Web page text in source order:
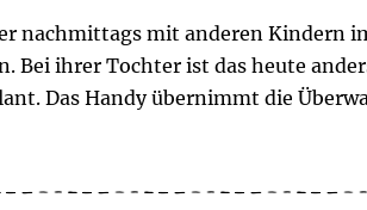
nachmittags mit anderen Kindern
Bei ihrer Tochter ist das heute
Das Handy übernimmt die